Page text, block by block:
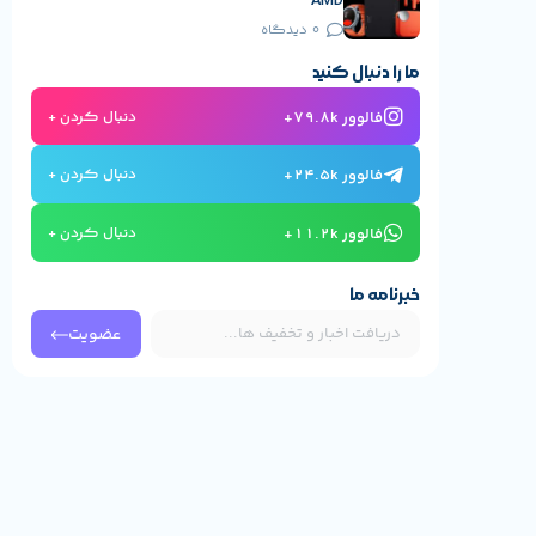
0 دیدگاه
ما را دنبال کنید
فالوور 79.8k+ دنبال کردن +
فالوور 24.5k+ دنبال کردن +
فالوور 11.2k+ دنبال کردن +
خبرنامه ما
عضویت